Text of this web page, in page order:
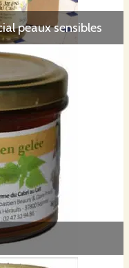
peaux sensibles